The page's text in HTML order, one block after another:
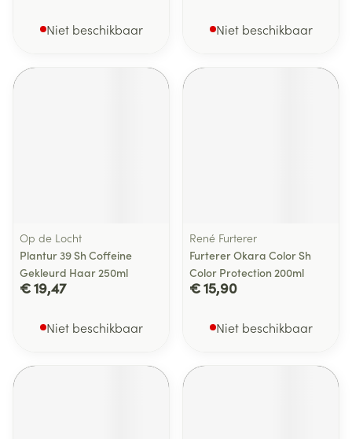
Niet beschikbaar Niet beschikbaar
Op de Locht
Plantur 39 Sh Coffeine
Gekleurd Haar 250ml
€ 19,47
Niet beschikbaar
René Furterer
Furterer Okara Color Sh
Color Protection 200ml
€ 15,90
Niet beschikbaar